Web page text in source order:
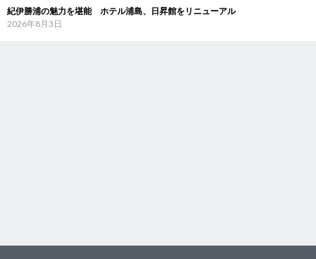
紀伊勝浦の魅力を堪能 ホテル浦島、日昇館をリニューアル
2026年8月3日